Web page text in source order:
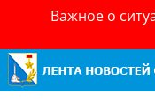
Важное о